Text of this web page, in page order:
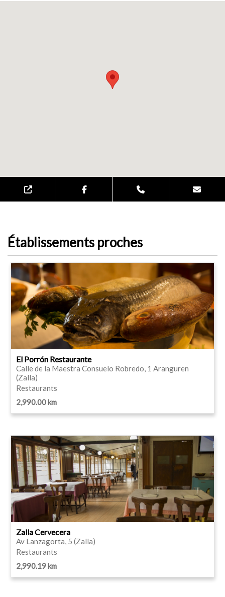
Établissements proches
El Porrón Restaurante
Calle de la Maestra Consuelo Robredo, 1 Aranguren
(Zalla)
Restaurants
2,990.00 km
Zalla Cervecera
Av Lanzagorta, 5 (Zalla)
Restaurants
2,990.19 km